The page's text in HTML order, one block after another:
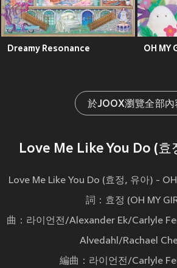
Dreamy Resonance OH MY
於JOOX瀏覽全部內
Love Me Like You Do (효
Love Me Like You Do (효정, 유아) -
詞：효정 (OH MY
曲：라이언전/Alexander Ek/Carlyle
Alvedahl/Rachael
編曲：라이언전/Carlyle